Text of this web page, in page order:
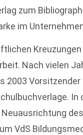
zum
im
Nach vielen
2003 Vorsitzender
VdS